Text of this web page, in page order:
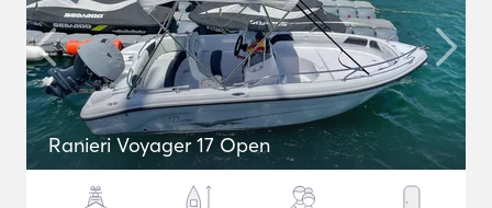
Ranieri Voyager 17 Open